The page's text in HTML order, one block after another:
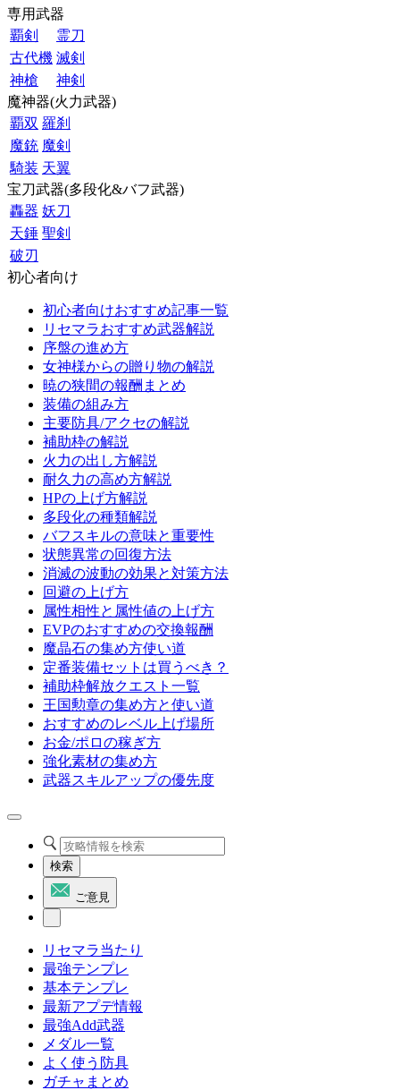
専用武器
覇剣
霊刀
古代機 滅剣
神槍
神剣
魔神器(火力武器)
覇双 羅刹
魔銃 魔剣
騎装 天翼
宝刀武器(多段化&バフ武器)
轟器 妖刀
天錘 聖剣
破刃
初心者向け
初心者向けおすすめ記事一覧
リセマラおすすめ武器解説
序盤の進め方
女神様からの贈り物の解説
暁の狭間の報酬まとめ
装備の組み方
主要防具/アクセの解説
補助枠の解説
火力の出し方解説
耐久力の高め方解説
HPの上げ方解説
多段化の種類解説
バフスキルの意味と重要性
状態異常の回復方法
消滅の波動の効果と対策方法
回避の上げ方
属性相性と属性値の上げ方
EVPのおすすめの交換報酬
魔晶石の集め方使い道
定番装備セットは買うべき？
補助枠解放クエスト一覧
王国勲章の集め方と使い道
おすすめのレベル上げ場所
お金/ポロの稼ぎ方
強化素材の集め方
武器スキルアップの優先度
検索
ご意見
リセマラ当たり
最強テンプレ
基本テンプレ
最新アプデ情報
最強Add武器
メダル一覧
よく使う防具
ガチャまとめ